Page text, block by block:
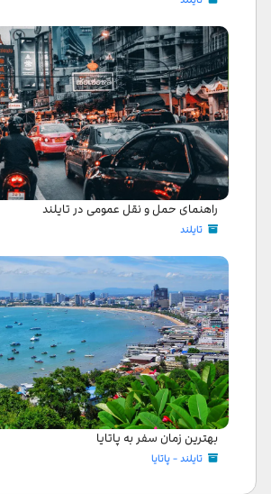
راهنمای حمل و نقل عمومی در تایلند
تایلند
بهترین زمان سفر به پاتایا
تایلند - پاتایا